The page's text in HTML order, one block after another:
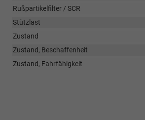
Rußpartikelfilter / SCR
Stützlast
Zustand
Zustand, Beschaffenheit
Zustand, Fahrfähigkeit